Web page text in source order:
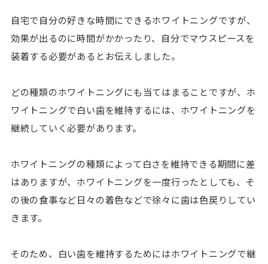
自宅で自分の好きな時間にできるホワイトニングですが、
効果が出るのに時間がかかったり、自分でマウスピースを
装着する必要があるとお伝えしました。
どの種類のホワイトニングにも当てはまることですが、ホ
ワイトニングで白い歯を維持するには、ホワイトニングを
継続していく必要があります。
ホワイトニングの種類によって白さを維持できる期間に差
はありますが、ホワイトニングを一度行ったとしても、そ
の後の食事など日々の着色などで徐々に歯は色戻りしてい
きます。
そのため、白い歯を維持するためにはホワイトニングで継